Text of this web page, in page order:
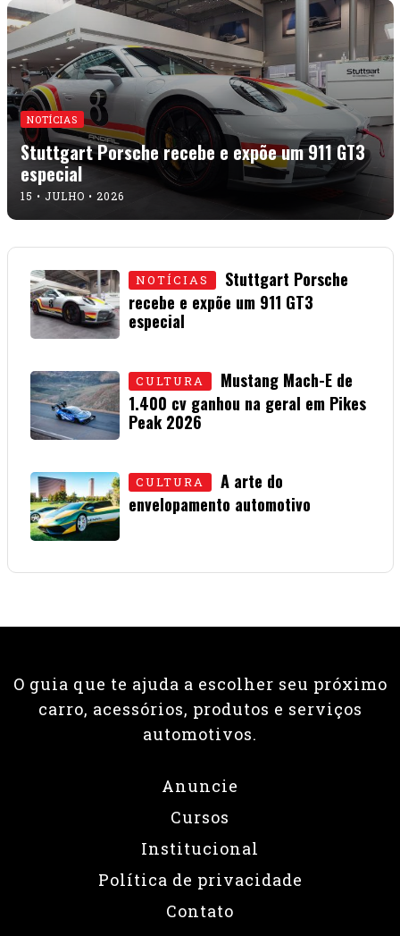
NOTÍCIAS
Stuttgart Porsche recebe e expõe um 911 GT3
especial
15 • JULHO • 2026
NOTÍCIAS
Stuttgart Porsche
recebe e expõe um 911 GT3
especial
CULTURA
Mustang Mach-E de
1.400 cv ganhou na geral em Pikes
Peak 2026
CULTURA
A arte do
envelopamento automotivo
O guia que te ajuda a escolher seu próximo
carro, acessórios, produtos e serviços
automotivos.
Anuncie
Cursos
Institucional
Política de privacidade
Contato